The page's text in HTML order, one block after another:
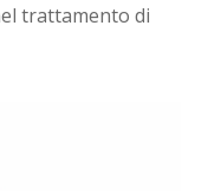
trattamento di